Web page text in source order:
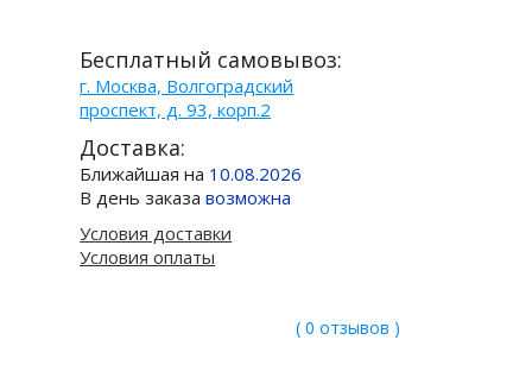
Бесплатный самовывоз:
г. Москва, Волгоградский
проспект, д. 93, корп.2
Доставка:
Ближайшая на 10.08.2026
В день заказавозможна
Условия доставки
Условия оплаты
( 0 отзывов )